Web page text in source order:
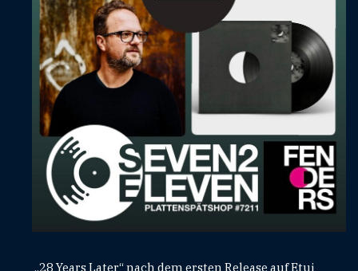
„28 Years Later“ nach dem ersten Release auf Etui